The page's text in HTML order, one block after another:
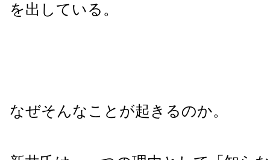
を出している。
なぜそんなことが起きるのか。